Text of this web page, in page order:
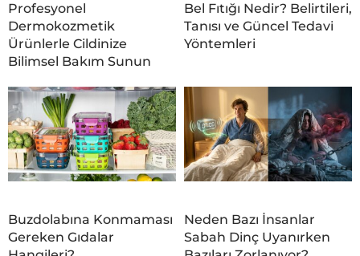
Profesyonel
Dermokozmetik
Ürünlerle Cildinize
Bilimsel Bakım Sunun
Bel Fıtığı Nedir? Belirtileri,
Tanısı ve Güncel Tedavi
Yöntemleri
Buzdolabına Konmaması
Gereken Gıdalar
Neden Bazı İnsanlar
Sabah Dinç Uyanırken